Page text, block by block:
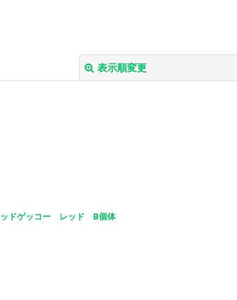
表示順変更
ッドゲッコー レッド B個体